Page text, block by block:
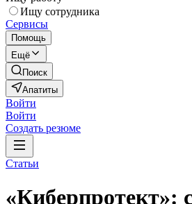
Ищу сотрудника
Сервисы
Помощь
Ещё
Поиск
Апатиты
Войти
Войти
Создать резюме
Статьи
«Киберпротект»: